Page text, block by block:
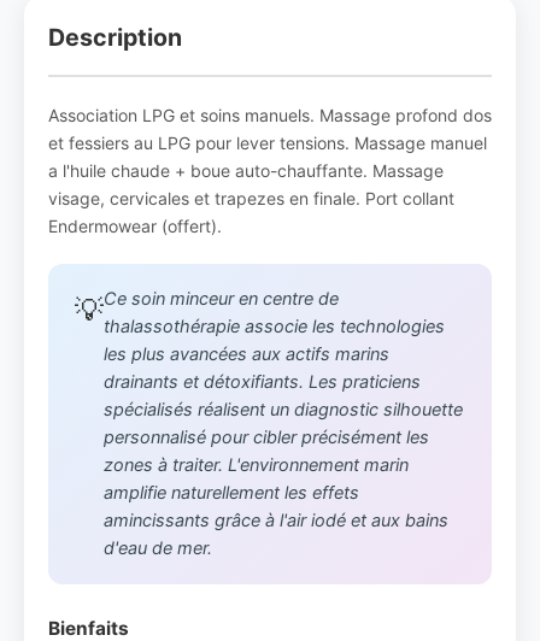
Description
Association LPG et soins manuels. Massage profond dos
et fessiers au LPG pour lever tensions. Massage manuel
a l'huile chaude + boue auto-chauffante. Massage
visage, cervicales et trapezes en finale. Port collant
Endermowear (offert).
💡Ce soin minceur en centre de
thalassothérapie associe les technologies
les plus avancées aux actifs marins
drainants et détoxifiants. Les praticiens
spécialisés réalisent un diagnostic silhouette
personnalisé pour cibler précisément les
zones à traiter. L'environnement marin
amplifie naturellement les effets
amincissants grâce à l'air iodé et aux bains
d'eau de mer.
Bienfaits